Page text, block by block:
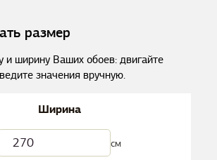
размер
и ширину Ваших обоев: двигайте
значения вручную.
Ширина
см